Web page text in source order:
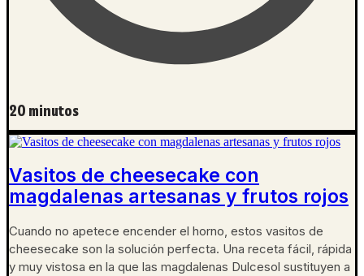
20 minutos
Vasitos de cheesecake con
magdalenas artesanas y frutos rojos
Cuando no apetece encender el horno, estos vasitos de
cheesecake son la solución perfecta. Una receta fácil, rápida
y muy vistosa en la que las magdalenas Dulcesol sustituyen a